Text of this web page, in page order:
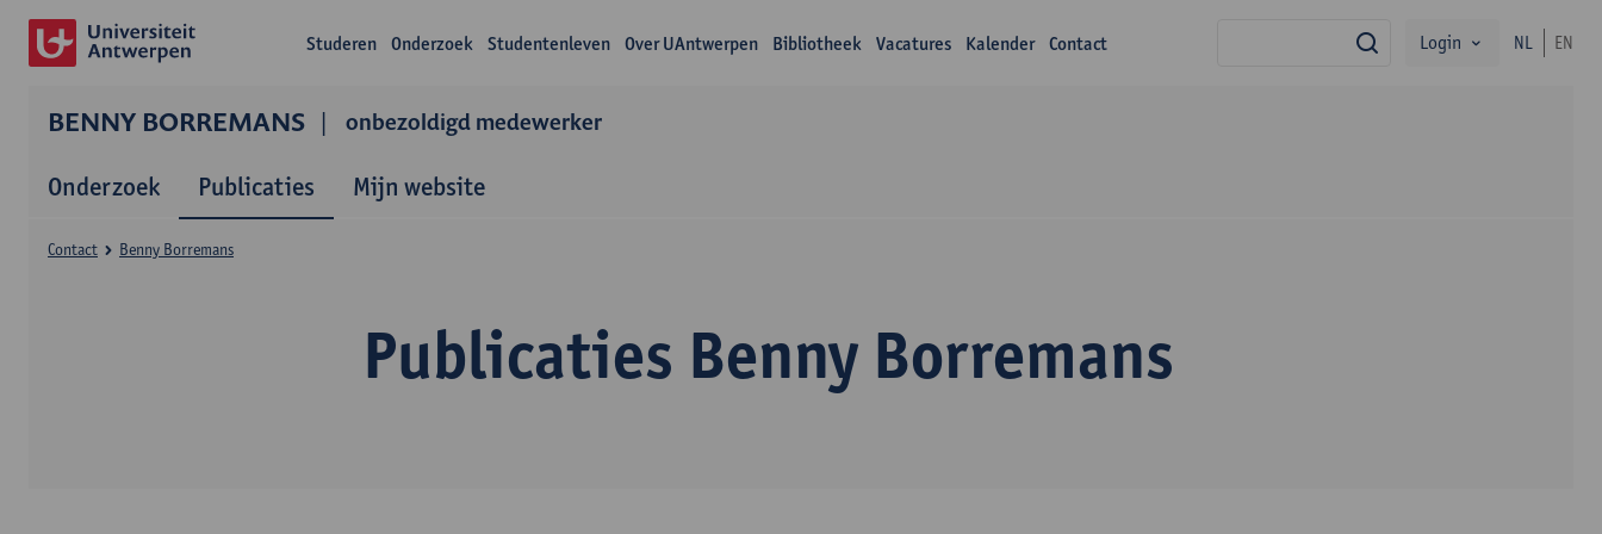
Studeren Onderzoek Studentenleven Over UAntwerpen Bibliotheek Vacatures Kalender Contact zoekLogin NL EN
BENNY BORREMANS onbezoldigd medewerker
Onderzoek Publicaties Mijn website
Publicaties Benny Borremans
Contact Benny Borremans